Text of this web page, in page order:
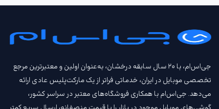
جی‌اس‌ام، با ۲۰ سال سابقه درخشان، به‌عنوان اولین و معتبرترین مرجع
تخصصی موبایل در ایران، خدماتی فراتر از یک مارکت‌پلیس عادی ارائه
می‌دهد. جی‌اس‌ام با همکاری فروشگاه‌های معتبر در سراسر کشور،